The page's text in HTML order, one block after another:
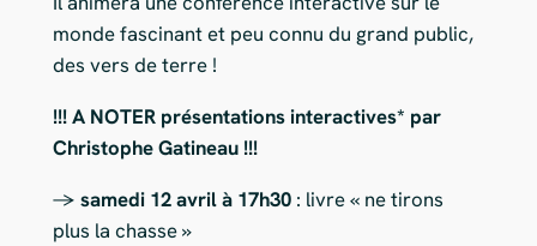
monde fascinant et peu connu du grand public,
des vers de terre !
!!! A NOTER présentations interactives* par
Christophe Gatineau !!!
-> samedi 12 avril à 17h30: livre « ne tirons
plus la chasse »